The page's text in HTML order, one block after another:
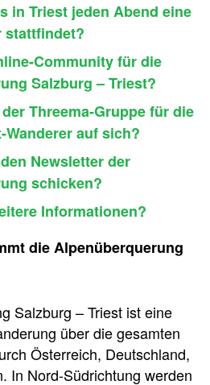
in Triest jeden Abend eine
stattfindet?
Community für die
Salzburg – Triest?
Threema-Gruppe für die
Wanderer auf sich?
Newsletter der
schicken?
Informationen?
die Alpenüberquerung
Salzburg – Triest ist eine
über die gesamten
Österreich, Deutschland,
In Nord-Südrichtung werden